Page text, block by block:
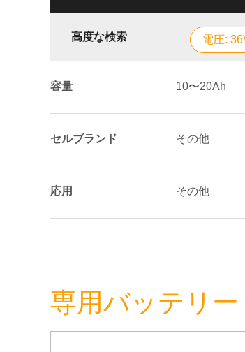
高度な検索 電圧:
容量 10〜20Ah
セルブランド その他
応用 その他
専用バッテリ